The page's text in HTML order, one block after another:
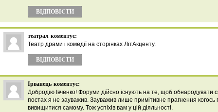
ВІДПОВІCТИ
театрал коментує:
Театр драми і комедії на сторінках ЛітАкценту.
ВІДПОВІCТИ
Ірванець коментує:
Добродію Івченко! Форуми дійсно існують на те, щоб обнародувати
постах я не зауважив. Зауважив лише примітивне прагнення когось
вивищитися самому. Тож успіхів вам у цій діяльності.